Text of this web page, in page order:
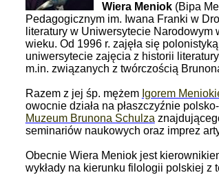
Wiera Meniok (Віра
Pedagogicznym im. Iwana Franki w
literatury w Uniwersytecie
wieku. Od 1996 r. zajęła się
uniwersytecie zajęcia z historii
m.in. związanych z twórczością
Razem z jej śp. mężem Igorem
owocnie działa na płaszczyźnie
Muzeum Brunona Schulza
seminariów naukowych oraz imprez
Obecnie Wiera Meniok jest
wykłady na kierunku filologii polskiej z